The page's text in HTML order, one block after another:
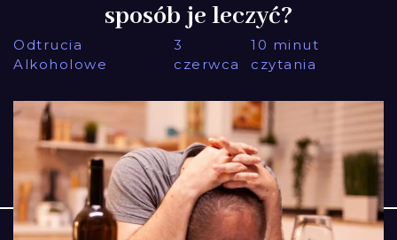
sposób je leczyć?
Odtrucia
Alkoholowe
3
czerwca
10 minut
czytania